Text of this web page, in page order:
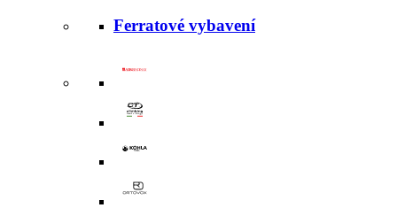
Ferratové vybavení